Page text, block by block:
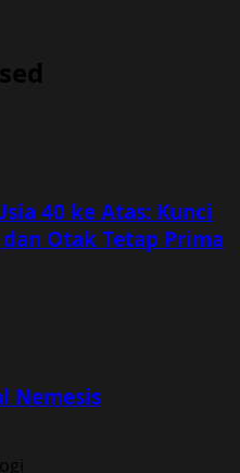
40 ke Atas: Kunci
Otak Tetap Prima
Nemesis